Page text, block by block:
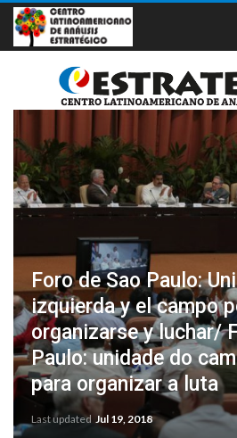
Foro de Sao Paulo:
izquierda y el campo
organizarse y luchar/
Paulo: unidade do
para organizar a luta
Last updated Jul 19, 2018